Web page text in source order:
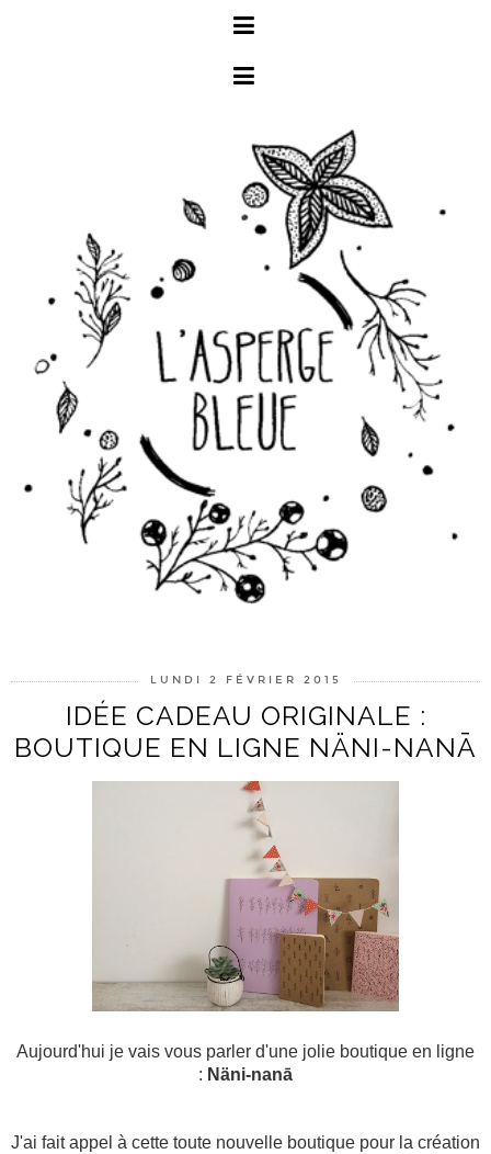
LUNDI 2 FÉVRIER 2015
IDÉE CADEAU ORIGINALE :
BOUTIQUE EN LIGNE NÄNI-NANĀ
Aujourd'hui je vais vous parler d'une jolie boutique en ligne
: Näni-nanā
J'ai fait appel à cette toute nouvelle boutique pour la création